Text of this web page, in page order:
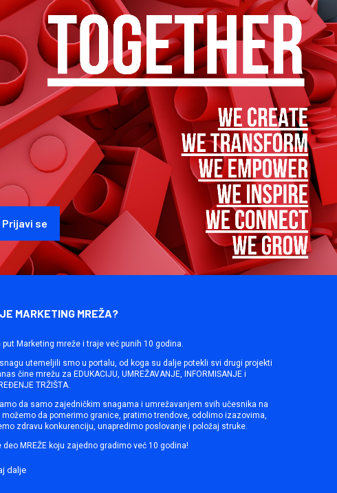
MARKETING MREŽA?
put Marketing mreže i traje već punih 10 godina.
utemeljili smo u portalu, od koga su dalje potekli svi drugi projekti
čine mrežu za EDUKACIJU, UMREŽAVANJE, INFORMISANJE i
TRŽIŠTA.
da samo zajedničkim snagama i umrežavanjem svih učesnika na
možemo da pomerimo granice, pratimo trendove, odolimo izazovima,
zdravu konkurenciju, unapredimo poslovanje i položaj struke.
deo MREŽE koju zajedno gradimo već 10 godina!
dalje